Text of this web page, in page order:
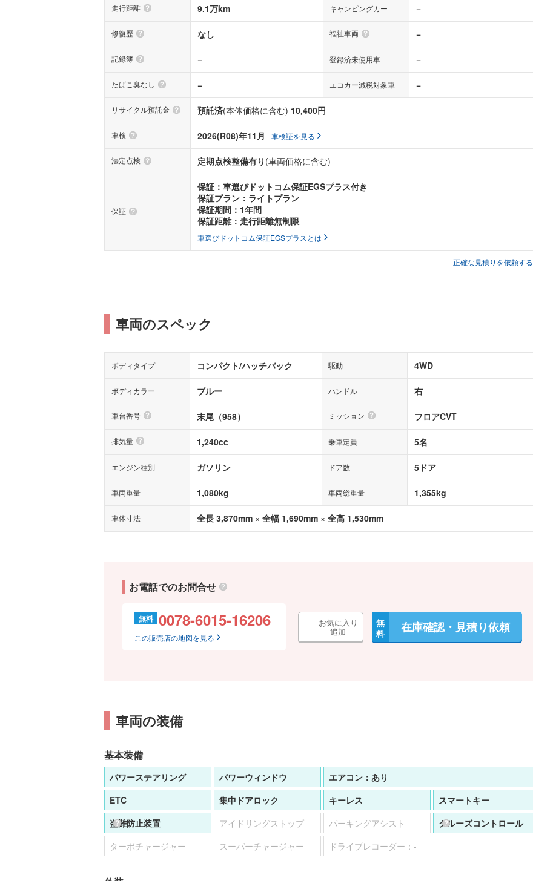
走行距離 9.1万km キャンピングカー −
修復歴 なし 福祉車両 −
記録簿 − 登録済未使用車 −
たばこ臭なし − エコカー減税対象車 −
リサイクル預託金 預託済(本体価格に含む) 10,400円
車検 2026(R08)年11月 車検証を見る
法定点検 定期点検整備有り (車両価格に含む)
保証
保証：車選びドットコム保証EGSプラス付き
保証プラン：ライトプラン
保証期間：1年間
保証距離：走行距離無制限
車選びドットコム保証EGSプラスとは
正確な見積りを依頼する
車両のスペック
ボディタイプ コンパクト/ハッチバック 駆動 4WD
ボディカラー ブルー ハンドル 右
車台番号 末尾（958） ミッション フロアCVT
排気量 1,240cc 乗車定員 5名
エンジン種別 ガソリン ドア数 5ドア
車両重量 1,080kg 車両総重量 1,355kg
車体寸法 全長 3,870mm × 全幅 1,690mm × 全高 1,530mm
お電話でのお問合せ
無料 0078-6015-16206
この販売店の地図を見る
お気に入り
追加
無
料
在庫確認・見積り依頼
車両の装備
基本装備
パワーステアリング パワーウィンドウ エアコン： あり
ETC
集中ドアロック キーレス
スマートキー
盗難防止装置
アイドリングストップ パーキングアシスト
クルーズコントロール
ターボチャージャー
スーパーチャージャー ドライブレコーダー： -